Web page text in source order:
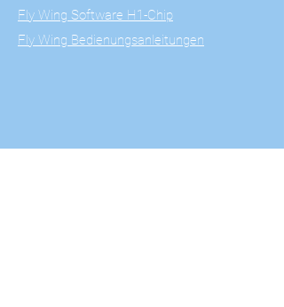
Fly Wing Software H1-Chip
Fly Wing Bedienungsanleitungen